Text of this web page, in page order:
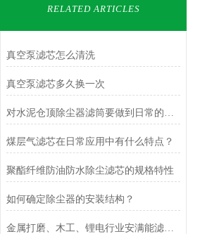
RELATED ARTICLES
真空泵滤芯怎么清洗
真空泵滤芯多久换一次
对水泥仓顶除尘器滤筒要做到日常的检查
煤层气滤芯在日常应用中有什么特点？
聚酯纤维防油防水除尘滤芯的规格特性
如何确定除尘器的安装结构？
金属打磨、木工、锂电行业安满能滤材选型方案